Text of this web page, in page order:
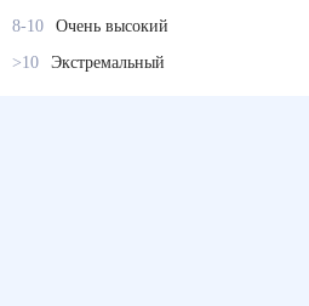
8-10
Очень высокий
>10
Экстремальный